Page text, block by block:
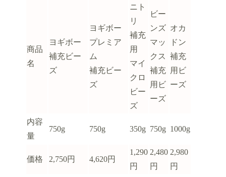
商品
名
ヨギボー
補充ビー
ズ
ヨギボー
プレミア
ム
補充ビー
ズ
ニト
リ
補充
用
マイ
クロ
ビー
ズ
ビー
ンズ
マッ
クス
補充
用ビ
ーズ
オカ
ドン
補充
用ビ
ーズ
内容
量
750g 750g 350g 750g 1000g
価格 2,750円 4,620円
1,290
円
2,480
円
2,980
円